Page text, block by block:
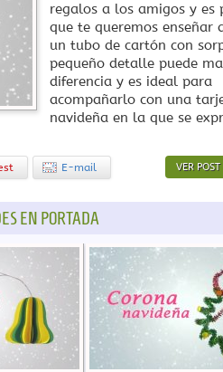
regalos a los amigos y es
que te queremos enseñar
un tubo de cartón con
pequeño detalle puede
diferencia y es ideal para
acompañarlo con una
navideña en la que se
E-mail VER
EN PORTADA